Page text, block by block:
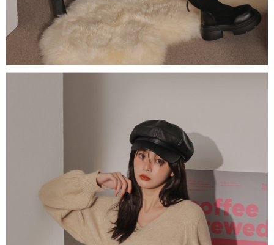
tuntutan harga jual/beli ansuran kepada syarikat ini untuk membayar bil
menggunakan bil syarikat ini.
2. Berdasarkan tujuan kontrak persetujuan pembayaran menggunakan
"Pembayaran Ansuran Gogo", kedai akan memberikan maklumat peribadi
anda (termasuk nama, telefon atau alamat) kepada Taiwan Mobile untuk
pengumpulan, pemprosesan dan penggunaan, untuk pengesahan,
semakan dan pembetulan data yang diperlukan untuk bil ansuran oleh